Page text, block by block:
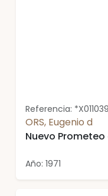
Referencia: *X011039
ORS, Eugenio d
Nuevo
Año: 1971